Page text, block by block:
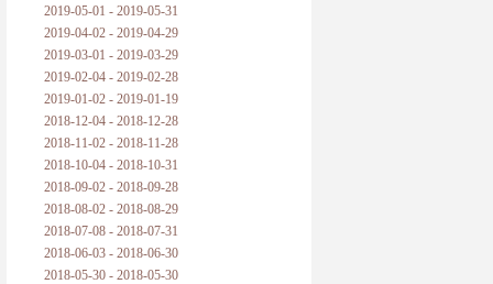
2019-05-01 - 2019-05-31
2019-04-02 - 2019-04-29
2019-03-01 - 2019-03-29
2019-02-04 - 2019-02-28
2019-01-02 - 2019-01-19
2018-12-04 - 2018-12-28
2018-11-02 - 2018-11-28
2018-10-04 - 2018-10-31
2018-09-02 - 2018-09-28
2018-08-02 - 2018-08-29
2018-07-08 - 2018-07-31
2018-06-03 - 2018-06-30
2018-05-30 - 2018-05-30